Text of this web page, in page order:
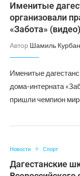
Именитые
организовали
«Забота» (видео)
Автор Шамиль
Именитые
дома-интерната
пришли чемпион
Новости Спорт
Дагестанские